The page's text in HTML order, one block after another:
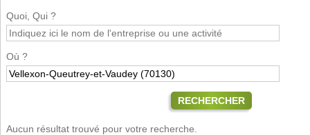
Quoi, Qui ?
Où ?
RECHERCHER
Aucun résultat trouvé pour votre recherche.